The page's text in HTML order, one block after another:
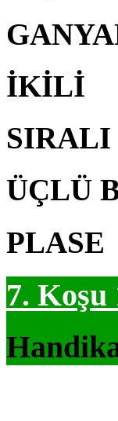
İKİLİ
ÜÇLÜ
PLASE
7. Koşu